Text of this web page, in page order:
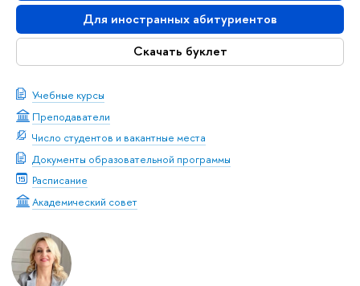
Для иностранных абитуриентов
Скачать буклет
Учебные курсы
Преподаватели
Число студентов и вакантные места
Документы образовательной программы
Расписание
Академический совет